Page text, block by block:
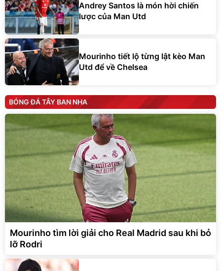
Andrey Santos là món hời chiến
lược của Man Utd
Mourinho tiết lộ từng lật kèo Man
Utd để về Chelsea
BÓNG ĐÁ TÂY BAN NHA
Mourinho tìm lời giải cho Real Madrid sau khi bỏ
lỡ Rodri